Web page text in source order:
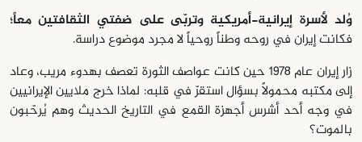
وُلد لأسرة إيرانية-أمريكية وتربّى على ضفتي الثقافتين معاً؛
فكانت إيران في روحه وطناً روحياً لا مجرد موضوع دراسة.
زار إيران عام 1978 حين كانت عواصف الثورة تعصف بهدوء مريب، وعاد
إلى مكتبه محمولاً بسؤال استقرّ في قلبه: لماذا خرج ملايين الإيرانيين
في وجه أحد أشرس أجهزة القمع في التاريخ الحديث وهم يُرحّبون
بالموت؟